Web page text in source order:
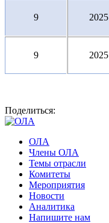
9 2025
9 2025
Поделиться:
ОЛА
Члены ОЛА
Темы отрасли
Комитеты
Мероприятия
Новости
Аналитика
Напишите нам